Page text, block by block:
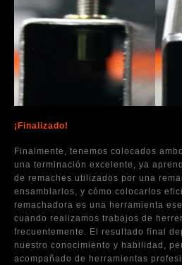
¡Finalizado!
Finalmente, tenemos colocados
una terminación excelente, ya
de remaches utilizados por una
ensamblarlos, y cómo colocarlos
remachadora es una herramienta
cuando realizamos trabajos de
frecuentemente. El resultado final
nuestro conocimiento y habilidad,
acompañado de herramientas